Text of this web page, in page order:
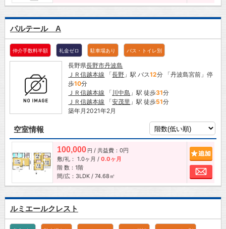
パルテール A
仲介手数料半額 礼金ゼロ 駐車場あり バス・トイレ別
長野県長野市丹波島
ＪＲ信越本線 「長野 」駅 バス12分 「丹波島宮前」停
歩10分
ＪＲ信越本線 「 川中島 」駅 徒歩31分
ＪＲ信越本線 「安茂里 」駅 徒歩51分
築年月2021年2月
空室情報
100,000 円 / 共益費：0円
敷/礼： 1.0ヶ月 / 0.0ヶ月
階 数：1階
間/広：3LDK / 74.68㎡
お
ルミエールクレスト